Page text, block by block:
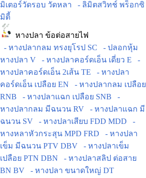
มิเตอร์วัดรอบ วัดหลา
- ลิมิตสวิทช์ พร็อกซิ
มิตี้
หางปลา ข้อต่อสายไฟ
- หางปลากลม ทรงยุโรป SC
- ปลอกหุ้ม
หางปลา V
- หางปลาคอร์ดเอ็น เดี่ยว E
-
หางปลาคอร์ดเอ็น 2เส้น TE
- หางปลา
คอร์ดเอ็น เปลือย EN
- หางปลากลม เปลือย
RNB
- หางปลาแฉก เปลือย SNB
-
หางปลากลม มีฉนวน RV
- หางปลาแฉก มี
ฉนวน SV
- หางปลาเสียบ FDD MDD
-
หางหลาหัวกระสุน MPD FRD
- หางปลา
เข็ม มีฉนวน PTV DBV
- หางปลาเข็ม
เปลือย PTN DBN
- หางปลาสลิป ต่อสาย
BN BV
- หางปลา ขนาดใหญ่ DT